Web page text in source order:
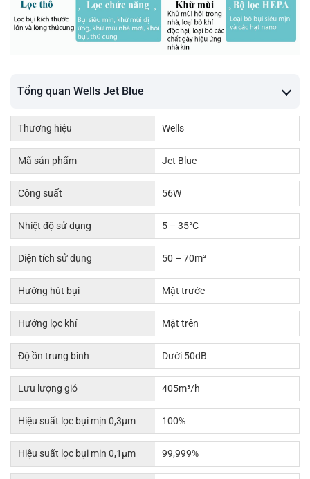
Tổng quan Wells Jet Blue
Thương hiệu Wells
Mã sản phẩm Jet Blue
Công suất 56W
Nhiệt độ sử dụng 5 – 35°C
Diện tích sử dụng 50 – 70m²
Hướng hút bụi Mặt trước
Hướng lọc khí Mặt trên
Độ ồn trung bình Dưới 50dB
Lưu lượng gió 405m³/h
Hiệu suất lọc bụi mịn 0,3µm 100%
Hiệu suất lọc bụi mịn 0,1µm 99,999%